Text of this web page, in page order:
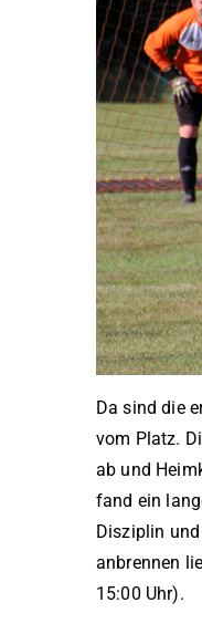
Da sind die
vom Platz.
ab und
fand ein
Disziplin
anbrennen
15:00 Uhr).